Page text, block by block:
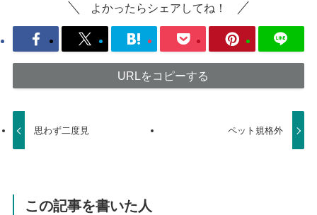
よかったらシェアしてね！
URLをコピーする
思わず二度見 ペット規格外
この記事を書いた人